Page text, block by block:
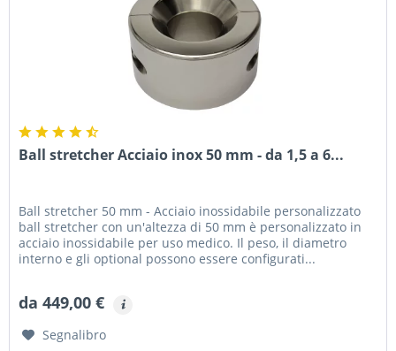
Ball stretcher Acciaio inox 50 mm - da 1,5 a 6...
Ball stretcher 50 mm - Acciaio inossidabile personalizzato
ball stretcher con un'altezza di 50 mm è personalizzato in
acciaio inossidabile per uso medico. Il peso, il diametro
interno e gli optional possono essere configurati...
da 449,00 €
Segnalibro